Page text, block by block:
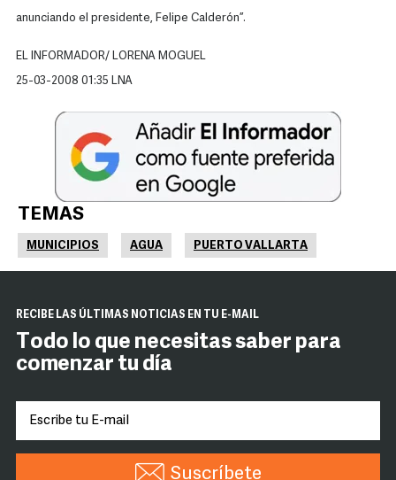
anunciando el presidente, Felipe Calderón”.
EL INFORMADOR/ LORENA MOGUEL
25-03-2008 01:35 LNA
TEMAS
MUNICIPIOS AGUA PUERTO VALLARTA
RECIBE LAS ÚLTIMAS NOTICIAS EN TU E-MAIL
Todo lo que necesitas saber para
comenzar tu día
Suscríbete